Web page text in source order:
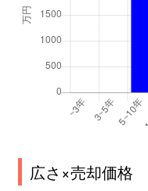
広さ×売却価格